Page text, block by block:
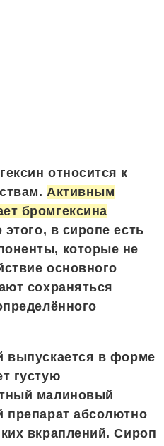
относится к
Активным
бромгексина
в сиропе есть
которые не
основного
сохраняться
выпускается в форме
густую
малиновый
препарат абсолютно
вкраплений. Сироп